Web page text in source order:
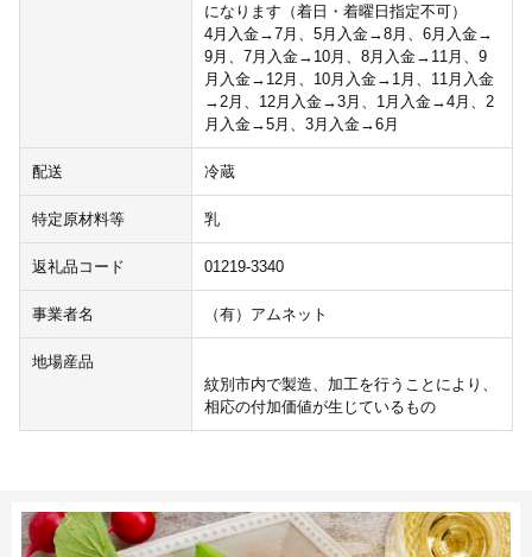
になります（着日・着曜日指定不可）
4月入金→7月、5月入金→8月、6月入金→
9月、7月入金→10月、8月入金→11月、9
月入金→12月、10月入金→1月、11月入金
→2月、12月入金→3月、1月入金→4月、2
月入金→5月、3月入金→6月
配送 冷蔵
特定原材料等 乳
返礼品コード 01219-3340
事業者名 （有）アムネット
地場産品
紋別市内で製造、加工を行うことにより、
相応の付加価値が生じているもの